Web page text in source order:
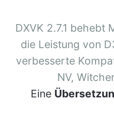
DXVK 2.7.1 behebt
die Leistung von
verbesserte
NV,
Eine